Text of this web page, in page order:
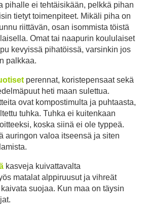
pihalle ei tehtäisikään, pelkkä pihan
tietyt toimenpiteet. Mikäli piha on
riittävän, osan isommista töistä
Omat tai naapurin koululaiset
kevyissä pihatöissä, varsinkin jos
palkkaa.
perennat, koristepensaat sekä
heti maan sulettua.
ovat kompostimulta ja puhtaasta,
tuhka. Tuhka ei kuitenkaan
koska siinä ei ole typpeä.
auringon valoa itseensä ja siten
kasveja kuivattavalta
matalat alppiruusut ja vihreät
suojaa. Kun maa on täysin